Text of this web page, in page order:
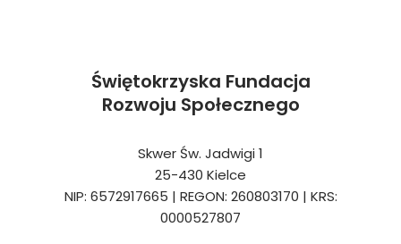
Świętokrzyska Fundacja
Rozwoju Społecznego
Skwer Św. Jadwigi 1
25-430 Kielce
NIP: 6572917665 | REGON: 260803170 | KRS:
0000527807